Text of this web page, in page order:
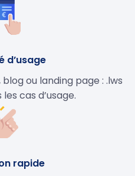
d’usage
ou landing page : .lws
cas d’usage.
rapide